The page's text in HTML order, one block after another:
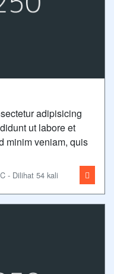
adipisicing
ut labore et
minim veniam, quis
- Dilihat 54 kali